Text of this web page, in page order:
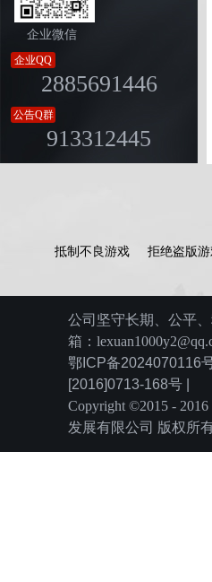
企业微信
企业QQ
2885691446
公告Q群
913312445
抵制不良游戏 拒绝盗版
公司坚守长期、公平
箱：
鄂ICP备2024070116
[2016]0713-168号 |
Copyright ©2015 -
发展有限公司 版权所